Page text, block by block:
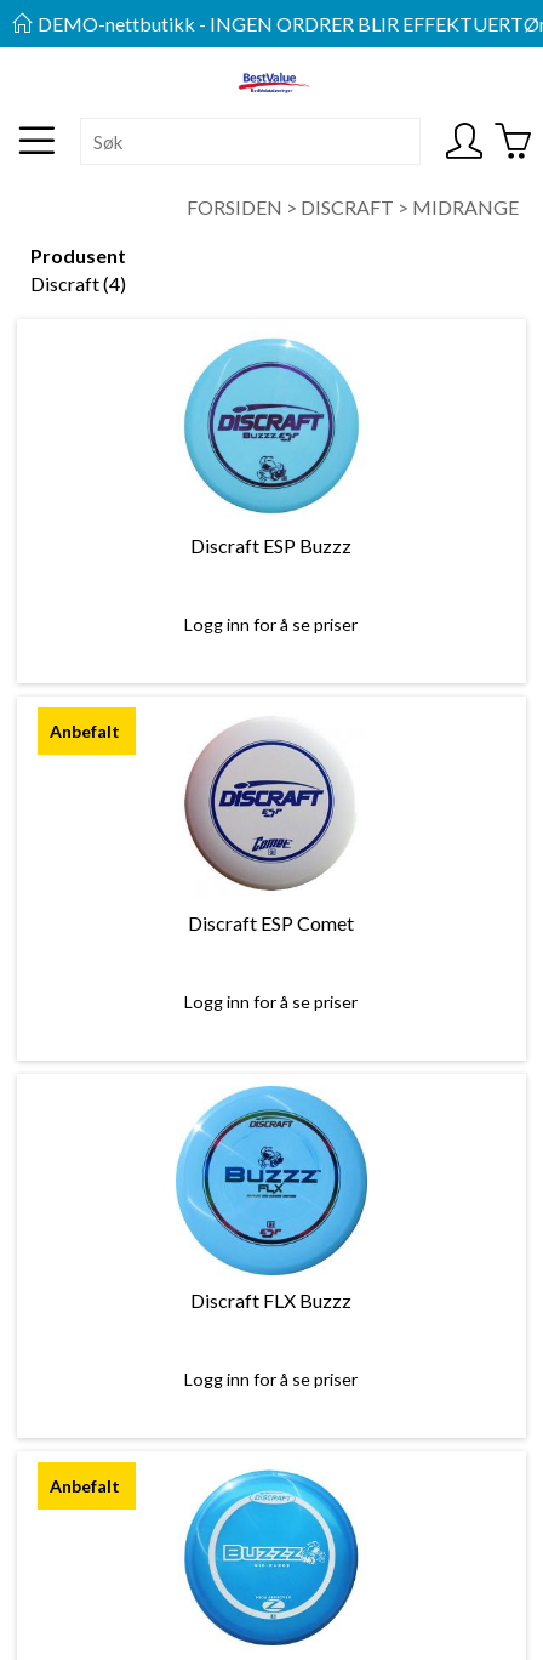
DEMO-nettbutikk - INGEN ORDRER BLIR EFFEKTUERT
FORSIDEN > DISCRAFT > MIDRANGE
Produsent
Discraft (4)
Discraft ESP Buzzz
Logg inn for å se priser
Discraft ESP Comet
Logg inn for å se priser
Discraft FLX Buzzz
Logg inn for å se priser